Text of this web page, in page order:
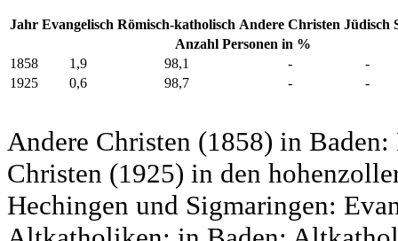
Jahr Evangelisch Römisch-katholisch Andere Christen Jüdisch
Anzahl Personen in %
1858
1,9 98,1 -
-
1925
0,6 98,7 - -
Andere Christen (1858) in
Christen (1925) in den
Hechingen und Sigmaringen: